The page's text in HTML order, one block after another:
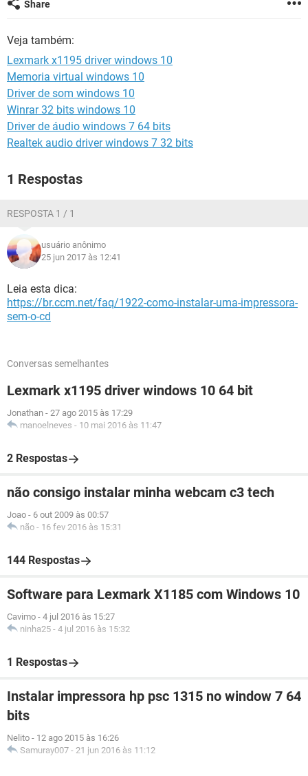
GUIA DE COMPRAS
Share
Veja também:
Lexmark x1195 driver windows 10
Memoria virtual windows 10
Driver de som windows 10
Winrar 32 bits windows 10
Driver de áudio windows 7 64 bits
Realtek audio driver windows 7 32 bits
1 Respostas
RESPOSTA 1 / 1
usuário anônimo
25 jun 2017 às 12:41
Leia esta dica:
https://br.ccm.net/faq/1922-como-instalar-uma-impressora-
sem-o-cd
Conversas semelhantes
Lexmark x1195 driver windows 10 64 bit
Jonathan - 27 ago 2015 às 17:29
manoelneves - 10 mai 2016 às 11:47
2 Respostas
não consigo instalar minha webcam c3 tech
Joao - 6 out 2009 às 00:57
não - 16 fev 2016 às 15:31
144 Respostas
Software para Lexmark X1185 com Windows 10
Cavimo - 4 jul 2016 às 15:27
ninha25 - 4 jul 2016 às 15:32
1 Respostas
Instalar impressora hp psc 1315 no window 7 64
bits
Nelito - 12 ago 2015 às 16:26
Samuray007 - 21 jun 2016 às 11:12